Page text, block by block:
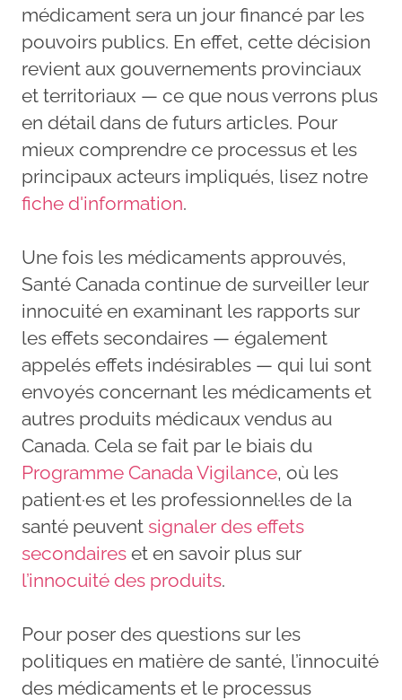
médicament sera un jour financé par les
pouvoirs publics. En effet, cette décision
revient aux gouvernements provinciaux
et territoriaux — ce que nous verrons plus
en détail dans de futurs articles. Pour
mieux comprendre ce processus et les
principaux acteurs impliqués, lisez notre
fiche d'information.
Une fois les médicaments approuvés,
Santé Canada continue de surveiller leur
innocuité en examinant les rapports sur
les effets secondaires — également
appelés effets indésirables — qui lui sont
envoyés concernant les médicaments et
autres produits médicaux vendus au
Canada. Cela se fait par le biais du
Programme Canada Vigilance, où les
patient·es et les professionnel·les de la
santé peuvent signaler des effets
secondaires et en savoir plus sur
l’innocuité des produits.
Pour poser des questions sur les
politiques en matière de santé, l’innocuité
des médicaments et le processus